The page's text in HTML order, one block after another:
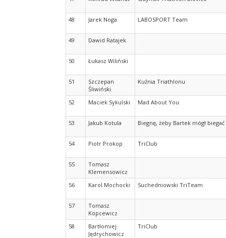
48 Jarek Noga LABOSPORT Team
49 Dawid Ratajek
50 Łukasz Wiliński
51
Szczepan
Śliwiński
Kuźnia Triathlonu
52 Maciek Sykulski Mad About You
53 Jakub Kotula Biegnę, żeby Bartek mógł biegać
54 Piotr Prokop TriClub
55
Tomasz
Klemensowicz
56
Karol Mochocki Suchedniowski TriTeam
57
Tomasz
Kopcewicz
58
Bartłomiej
Jędrychowicz
TriClub